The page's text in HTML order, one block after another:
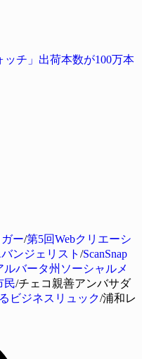
ッチ」出荷本数が100万本
ー/第5回Webクリエーシ
ンジェリスト /ScanSnap
ルバータ州ソーシャルメ
民/チェコ親善アンバサダ
ビジネスリュック/浦和レ